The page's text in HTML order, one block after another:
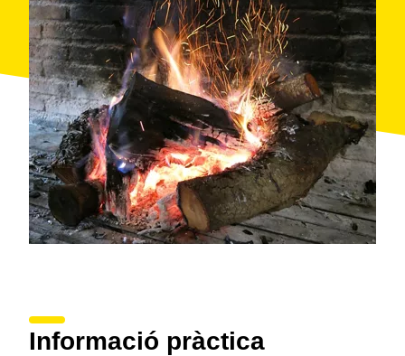
Informació pràctica